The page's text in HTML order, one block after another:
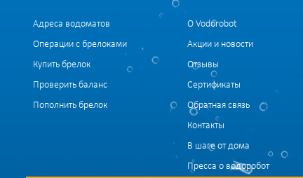
Адреса водоматов
Операции с брелоками
Купить брелок
Проверить баланс
Пополнить брелок
О Vodorobot
Акции и новости
Отзывы
Сертификаты
Обратная связь
Контакты
В шаге от дома
Пресса о водоробот